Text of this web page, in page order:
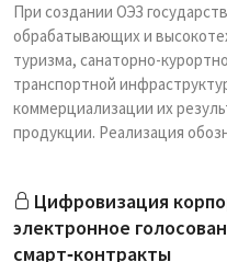
При создании ОЭЗ
обрабатывающих и
туризма, санаторно-
транспортной
коммерциализации их
продукции. Реализация
Цифровизация
электронное
смарт‑контракты